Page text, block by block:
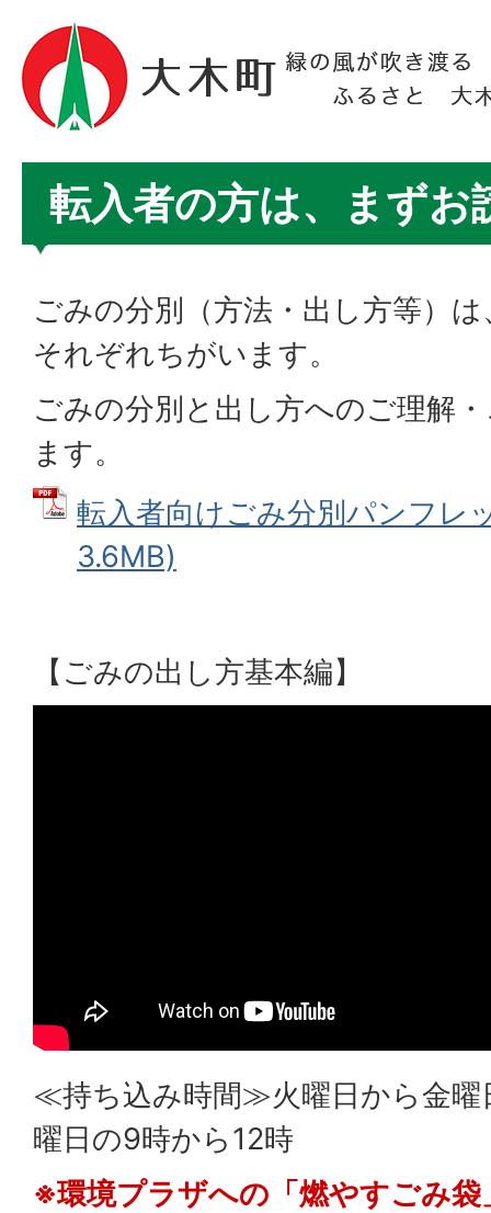
転入者の方は、まずお
ごみの分別（方法・出し方等）
それぞれちがいます。
ごみの分別と出し方へのご理解
ます。
転入者向けごみ分別パンフレ
3.6MB)
【ごみの出し方基本編】
≪持ち込み時間≫火曜日から金曜
曜日の9時から12時
※環境プラザへの「燃やすごみ